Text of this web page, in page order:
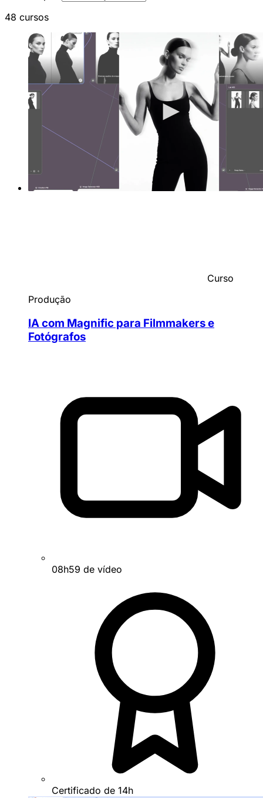
48 cursos
Curso
Produção
IA com Magnific para Filmmakers e
Fotógrafos
08h59 de vídeo
Certificado de 14h